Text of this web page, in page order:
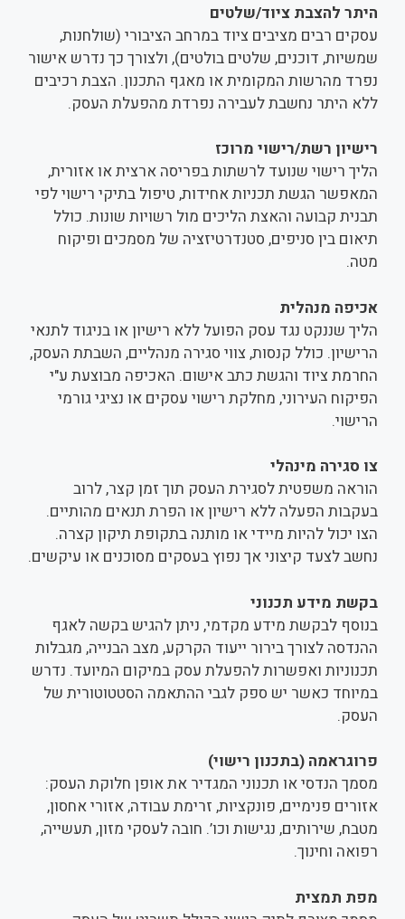
היתר להצבת ציוד/שלטים
עסקים רבים מציבים ציוד במרחב הציבורי (שולחנות,
שמשיות, דוכנים, שלטים בולטים), ולצורך כך נדרש אישור
נפרד מהרשות המקומית או מאגף התכנון. הצבת רכיבים
ללא היתר נחשבת לעבירה נפרדת מהפעלת העסק.
רישיון רשת/רישוי מרוכז
הליך רישוי שנועד לרשתות בפריסה ארצית או אזורית,
המאפשר הגשת תכניות אחידות, טיפול בתיקי רישוי לפי
תבנית קבועה והאצת הליכים מול רשויות שונות. כולל
תיאום בין סניפים, סטנדרטיזציה של מסמכים ופיקוח
מטה.
אכיפה מנהלית
הליך שננקט נגד עסק הפועל ללא רישיון או בניגוד לתנאי
הרישיון. כולל קנסות, צווי סגירה מנהליים, השבתת העסק,
החרמת ציוד והגשת כתב אישום. האכיפה מבוצעת ע"י
הפיקוח העירוני, מחלקת רישוי עסקים או נציגי גורמי
הרישוי.
צו סגירה מינהלי
הוראה משפטית לסגירת העסק תוך זמן קצר, לרוב
בעקבות הפעלה ללא רישיון או הפרת תנאים מהותיים.
הצו יכול להיות מיידי או מותנה בתקופת תיקון קצרה.
נחשב לצעד קיצוני אך נפוץ בעסקים מסוכנים או עיקשים.
בקשת מידע תכנוני
בנוסף לבקשת מידע מקדמי, ניתן להגיש בקשה לאגף
ההנדסה לצורך בירור ייעוד הקרקע, מצב הבנייה, מגבלות
תכנוניות ואפשרות להפעלת עסק במיקום המיועד. נדרש
במיוחד כאשר יש ספק לגבי ההתאמה הסטטוטורית של
העסק.
פרוגראמה (בתכנון רישוי)
מסמך הנדסי או תכנוני המגדיר את אופן חלוקת העסק:
אזורים פנימיים, פונקציות, זרימת עבודה, אזורי אחסון,
מטבח, שירותים, נגישות וכו’. חובה לעסקי מזון, תעשייה,
רפואה וחינוך.
מפת תמצית